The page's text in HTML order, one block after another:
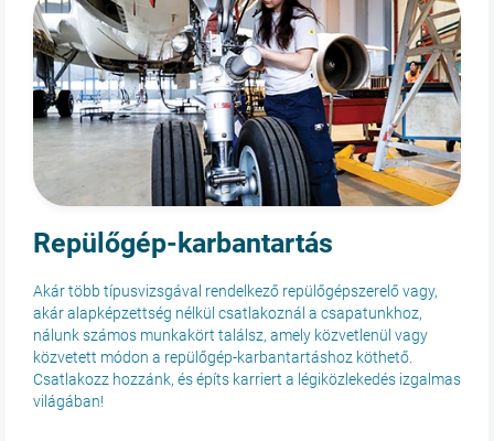
Repülőgép-karbantartás
Akár több típusvizsgával rendelkező repülőgépszerelő vagy,
akár alapképzettség nélkül csatlakoznál a csapatunkhoz,
nálunk számos munkakört találsz, amely közvetlenül vagy
közvetett módon a repülőgép-karbantartáshoz köthető.
Csatlakozz hozzánk, és építs karriert a légiközlekedés izgalmas
világában!